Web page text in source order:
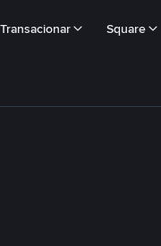
Transacionar Square